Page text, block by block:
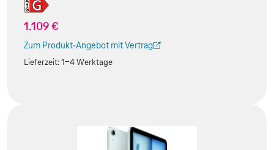
1.109 €
Zum Produkt-Angebot mit Vertrag
(Der Link wird in einem neuen Tab geöffnet)
Lieferzeit:1-4 Werktage